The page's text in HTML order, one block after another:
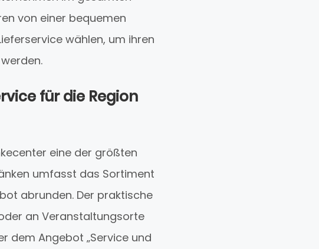
von einer bequemen
wählen, um ihren
für die Region
eine der größten
umfasst das Sortiment
abrunden. Der praktische
an Veranstaltungsorte
dem Angebot „Service und